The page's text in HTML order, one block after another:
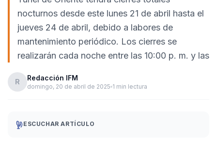
nocturnos desde este lunes 21 de abril hasta el
jueves 24 de abril, debido a labores de
mantenimiento periódico. Los cierres se
realizarán cada noche entre las 10:00 p. m. y las
R Redacción IFM
domingo, 20 de abril de 2025 1 min lectura
ESCUCHAR ARTÍCULO